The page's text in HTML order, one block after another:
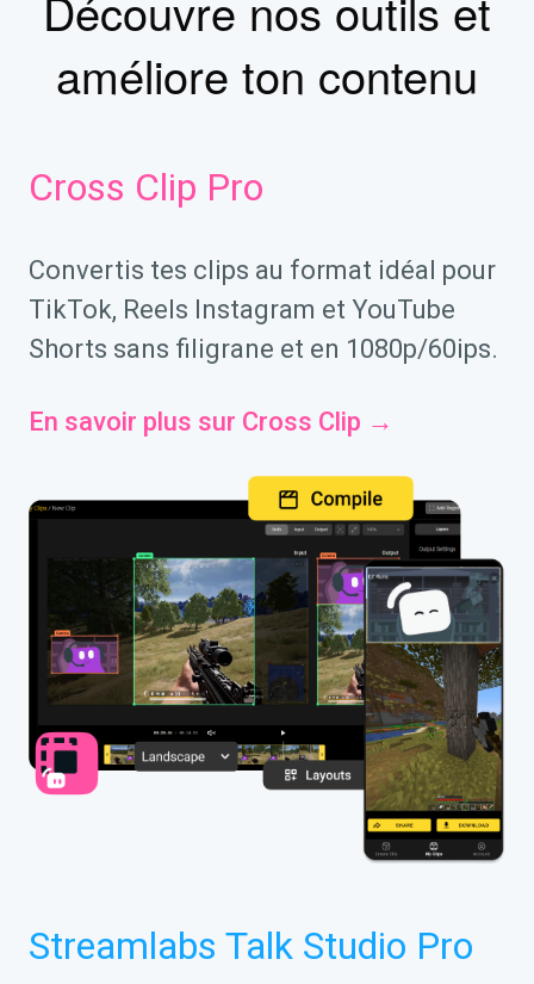
améliore ton contenu
Cross Clip Pro
Convertis tes clips au format idéal pour
TikTok, Reels Instagram et YouTube
Shorts sans filigrane et en 1080p/60ips.
En savoir plus sur Cross Clip →
Streamlabs Talk Studio Pro